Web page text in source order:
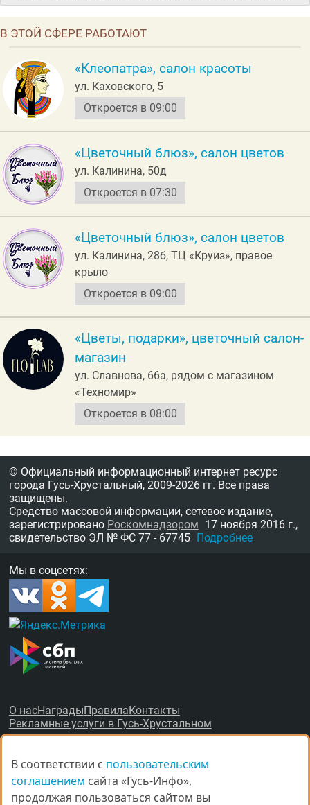
В ЭТОЙ СФЕРЕ РАБОТАЮТ
«Клеопатра», салон красоты
ул. Каховского, 5
Откроется в 09:00
«Цветочный блюз», салон цветов
ул. Калинина, 50д
Откроется в 07:30
«Цветочный блюз», салон цветов
ул. Калинина, 28б, ТЦ «Круиз», правое
крыло
Откроется в 09:00
«Цветы, подарки», цветочный салон-
магазин
ул. Славнова, 66а, рядом с магазином
«Техномир»
Откроется в 08:00
© Официальный информационный интернет ресурс
города Гусь-Хрустальный, 2009-2026 гг. Все права
защищены.
Средство массовой информации, сетевое издание,
зарегистрировано Роскомнадзором 17 ноября 2016 г.,
свидетельство ЭЛ № ФС 77 - 67745 Подробнее
Мы в соцсетях:
О насНаградыПравилаКонтакты
Рекламные услуги в Гусь-Хрустальном
В соответствии с пользовательским
соглашением сайта «Гусь-Инфо»,
продолжая пользоваться сайтом вы
В соответствии с пользовательским
соглашением сайта «Гусь-Инфо»,
продолжая пользоваться сайтом вы